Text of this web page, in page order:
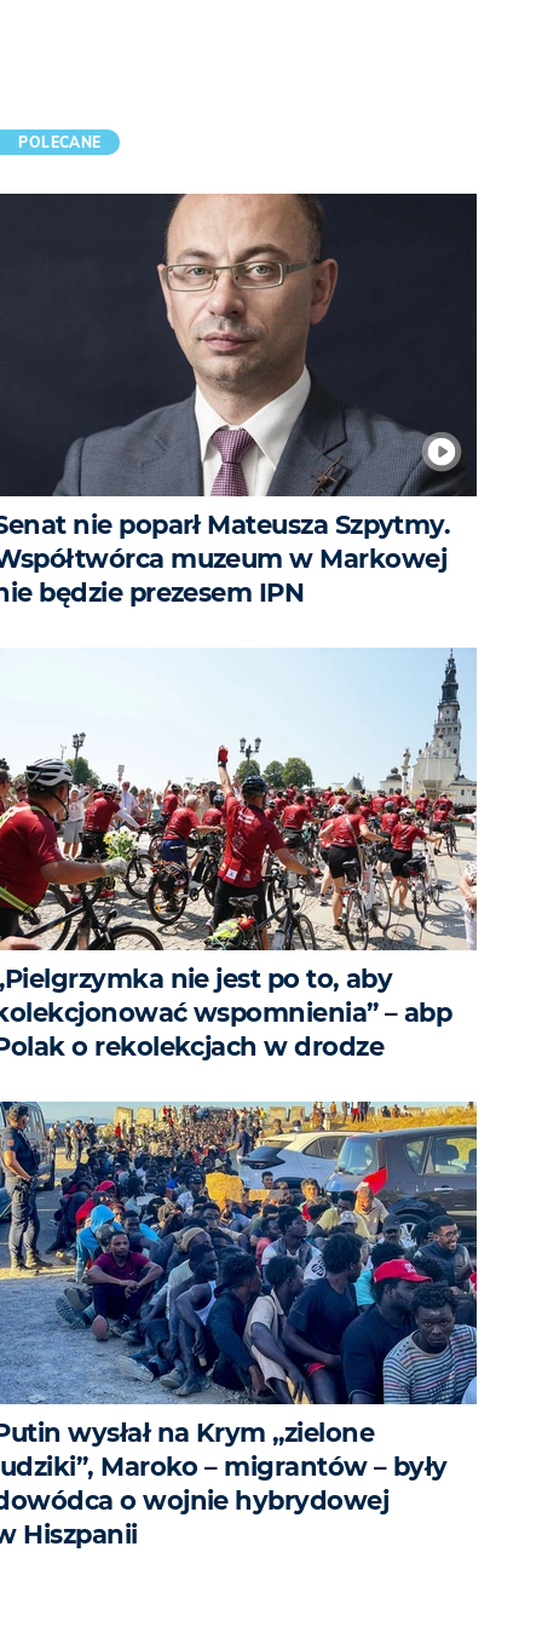
POLECANE
nie poparł Mateusza Szpytmy.
muzeum w Markowej
będzie prezesem IPN
nie jest po to, aby
wspomnienia” – abp
o rekolekcjach w drodze
wysłał na Krym „zielone
Maroko – migrantów – były
o wojnie hybrydowej
Hiszpanii